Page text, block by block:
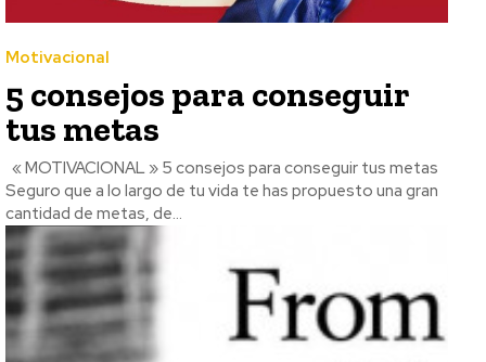
Motivacional
5 consejos para conseguir
tus metas
« MOTIVACIONAL » 5 consejos para conseguir tus metas
Seguro que a lo largo de tu vida te has propuesto una gran
cantidad de metas, de...